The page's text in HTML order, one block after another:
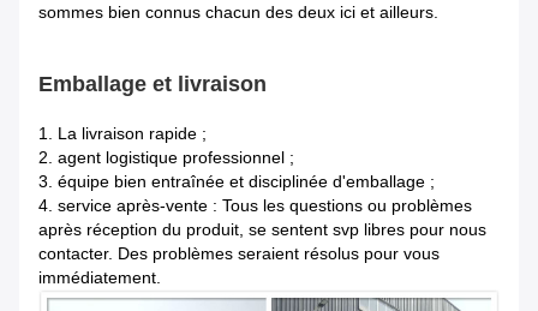
sommes bien connus chacun des deux ici et ailleurs.
Emballage et livraison
1. La livraison rapide ;
2. agent logistique professionnel ;
3. équipe bien entraînée et disciplinée d'emballage ;
4. service après-vente : Tous les questions ou problèmes
après réception du produit, se sentent svp libres pour nous
contacter. Des problèmes seraient résolus pour vous
immédiatement.